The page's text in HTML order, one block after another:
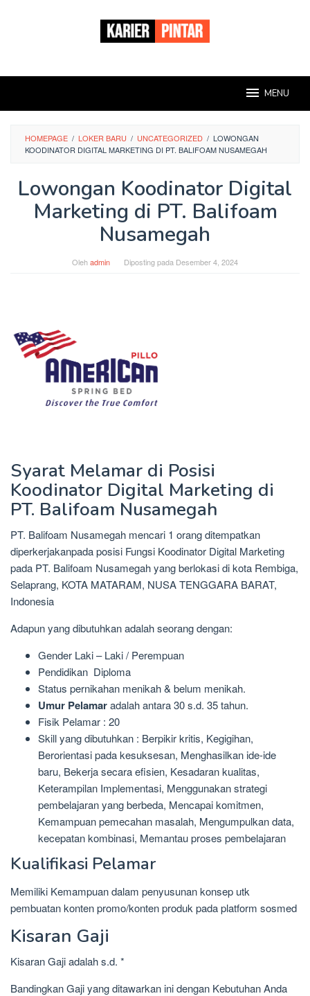
MENU
HOMEPAGE / LOKER BARU / UNCATEGORIZED / LOWONGAN
KOODINATOR DIGITAL MARKETING DI PT. BALIFOAM NUSAMEGAH
Lowongan Koodinator Digital
Marketing di PT. Balifoam
Nusamegah
Olehadmin Diposting pada Desember 4, 2024
Syarat Melamar di Posisi
Koodinator Digital Marketing di
PT. Balifoam Nusamegah
PT. Balifoam Nusamegah mencari 1 orang ditempatkan
diperkerjakanpada posisi Fungsi Koodinator Digital Marketing
pada PT. Balifoam Nusamegah yang berlokasi di kota Rembiga,
Selaprang, KOTA MATARAM, NUSA TENGGARA BARAT,
Indonesia
Adapun yang dibutuhkan adalah seorang dengan:
Gender Laki – Laki / Perempuan
Pendidikan Diploma
Status pernikahan menikah & belum menikah.
Umur Pelamaradalah antara 30 s.d. 35 tahun.
Fisik Pelamar : 20
Skill yang dibutuhkan : Berpikir kritis, Kegigihan,
Berorientasi pada kesuksesan, Menghasilkan ide-ide
baru, Bekerja secara efisien, Kesadaran kualitas,
Keterampilan Implementasi, Menggunakan strategi
pembelajaran yang berbeda, Mencapai komitmen,
Kemampuan pemecahan masalah, Mengumpulkan data,
kecepatan kombinasi, Memantau proses pembelajaran
Kualifikasi Pelamar
Memiliki Kemampuan dalam penyusunan konsep utk
pembuatan konten promo/konten produk pada platform sosmed
Kisaran Gaji
Kisaran Gaji adalah s.d. *
Bandingkan Gaji yang ditawarkan ini dengan Kebutuhan Anda